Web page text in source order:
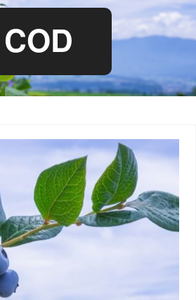
COD